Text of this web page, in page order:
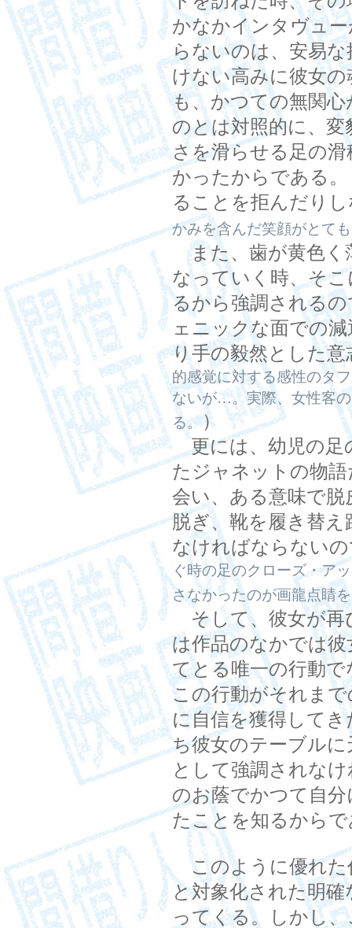
かなかインタヴュ
らないのは、安易
けない高みに彼女
も、かつての無関
のとは対照的に、
さを滑らせる足の
かったからである
ることを拒んだり
かみを含んだ笑顔がとて
また、歯が黄色く
なっていく時、そ
るから強調される
ェニックな面での
り手の毅然とした
的感覚に対する感性のタ
ないが…。実際、女性客
る。）
更には、幼児の足
たジャネットの物
会い、ある意味で
脱ぎ、靴を履き替
なければならない
ぐ時の足のクローズ・ア
さなかったのが画龍点睛
そして、彼女が再
は作品のなかでは
てとる唯一の行動
この行動がそれま
に自信を獲得して
ち彼女のテーブル
として強調されな
のお蔭でかつて自
たことを知るから
このように優れた
と対象化された明
ってくる。しかし